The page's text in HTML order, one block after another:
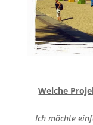
Welche
Ich möchte